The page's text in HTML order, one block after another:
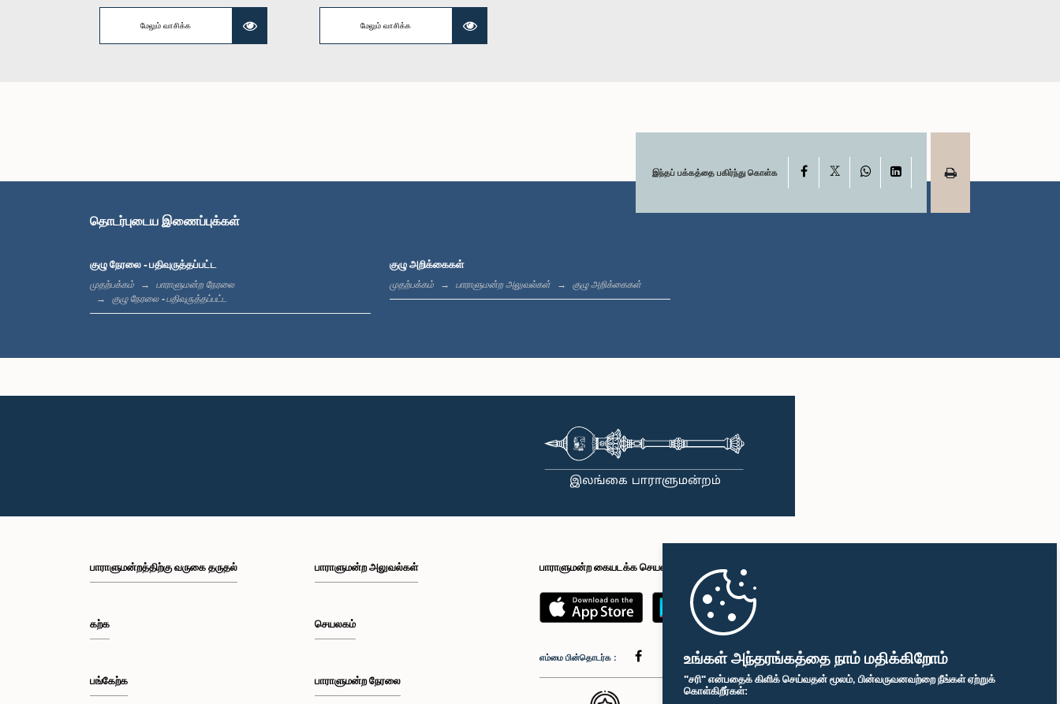
உங்கள் அந்தரங்கத்தை நாம் மதிக்கிறோம்
"சரி" என்பதைக் கிளிக் செய்வதன் மூலம், பின்வருவனவற்றை நீங்கள் ஏற்றுக்
கொள்கிறீர்கள்:
மேலும் வாசிக்க மேலும் வாசிக்க
இந்தப் பக்கத்தை பகிர்ந்து கொள்க Facebook WhatsAppLinkedIn
தொடர்புடைய இணைப்புக்கள்
குழு நேரலை - பதிவுருத்தப்பட்ட
முதற்பக்கம்
பாராளுமன்ற நேரலை
குழு நேரலை - பதிவுருத்தப்பட்ட
குழு அறிக்கைகள்
முதற்பக்கம் பாராளுமன்ற அலுவல்கள் குழு அறிக்கைகள்
பாராளுமன்றத்திற்கு வருகை தருதல்
கற்க
பங்கேற்க
பாராளுமன்ற அலுவல்கள்
செயலகம்
பாராளுமன்ற நேரலை
பாராளுமன்ற கையடக்க செயலி
எம்மை பின்தொடர்க :